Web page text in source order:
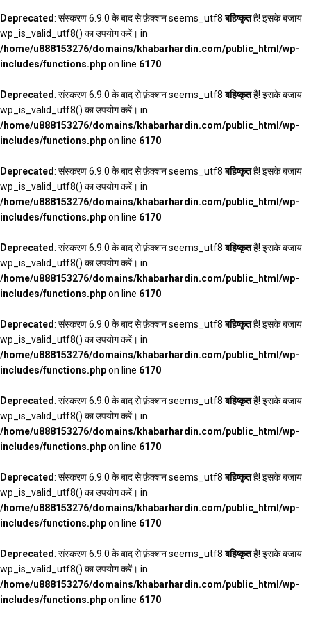
Deprecated: संस्करण 6.9.0 के बाद से फ़ंक्शन seems_utf8बहिष्कृतहै! इसके बजाय
wp_is_valid_utf8() का उपयोग करें। in
/home/u888153276/domains/khabarhardin.com/public_html/wp-
includes/functions.phpon line 6170
Deprecated: संस्करण 6.9.0 के बाद से फ़ंक्शन seems_utf8बहिष्कृतहै! इसके बजाय
wp_is_valid_utf8() का उपयोग करें। in
/home/u888153276/domains/khabarhardin.com/public_html/wp-
includes/functions.phpon line 6170
Deprecated: संस्करण 6.9.0 के बाद से फ़ंक्शन seems_utf8बहिष्कृतहै! इसके बजाय
wp_is_valid_utf8() का उपयोग करें। in
/home/u888153276/domains/khabarhardin.com/public_html/wp-
includes/functions.phpon line 6170
Deprecated: संस्करण 6.9.0 के बाद से फ़ंक्शन seems_utf8बहिष्कृतहै! इसके बजाय
wp_is_valid_utf8() का उपयोग करें। in
/home/u888153276/domains/khabarhardin.com/public_html/wp-
includes/functions.phpon line 6170
Deprecated: संस्करण 6.9.0 के बाद से फ़ंक्शन seems_utf8बहिष्कृतहै! इसके बजाय
wp_is_valid_utf8() का उपयोग करें। in
/home/u888153276/domains/khabarhardin.com/public_html/wp-
includes/functions.phpon line 6170
Deprecated: संस्करण 6.9.0 के बाद से फ़ंक्शन seems_utf8बहिष्कृतहै! इसके बजाय
wp_is_valid_utf8() का उपयोग करें। in
/home/u888153276/domains/khabarhardin.com/public_html/wp-
includes/functions.phpon line 6170
Deprecated: संस्करण 6.9.0 के बाद से फ़ंक्शन seems_utf8बहिष्कृतहै! इसके बजाय
wp_is_valid_utf8() का उपयोग करें। in
/home/u888153276/domains/khabarhardin.com/public_html/wp-
includes/functions.phpon line 6170
Deprecated: संस्करण 6.9.0 के बाद से फ़ंक्शन seems_utf8बहिष्कृतहै! इसके बजाय
wp_is_valid_utf8() का उपयोग करें। in
/home/u888153276/domains/khabarhardin.com/public_html/wp-
includes/functions.phpon line 6170